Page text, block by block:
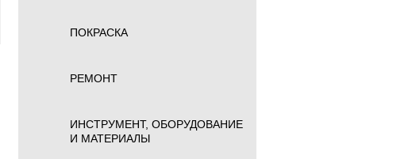
ПОКРАСКА
РЕМОНТ
ИНСТРУМЕНТ, ОБОРУДОВАНИЕ
И МАТЕРИАЛЫ